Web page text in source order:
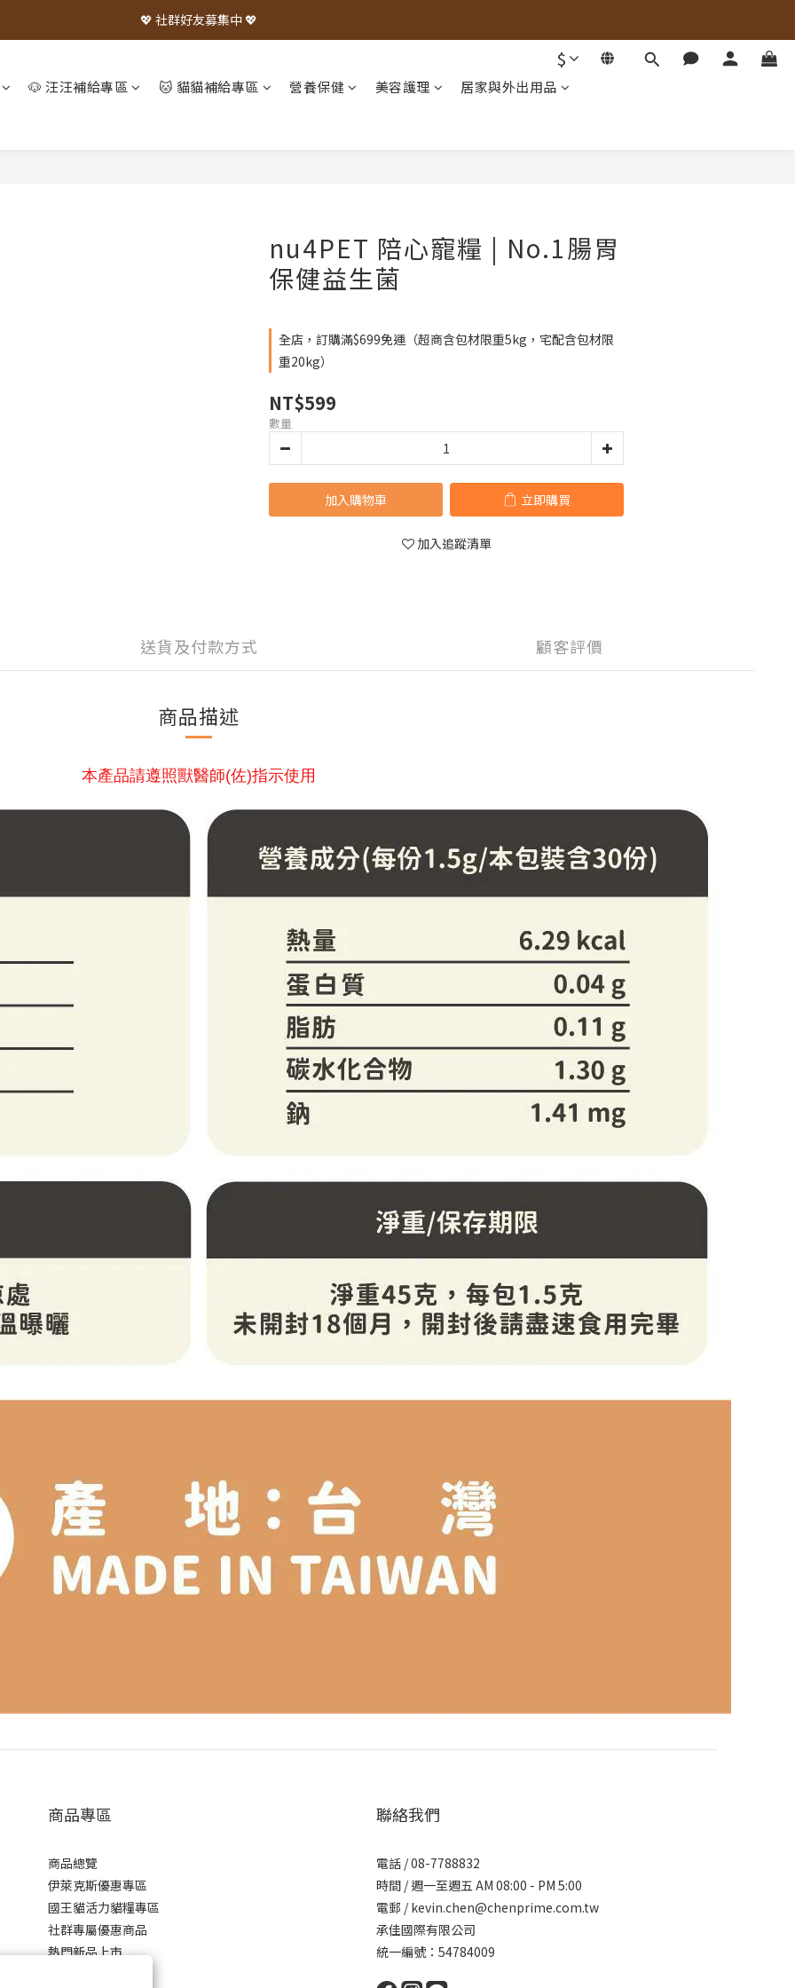
💖 社群好友募集中 💖
$
🐶 汪汪補給專區 🐱 貓貓補給專區 營養保健 美容護理 居家與外出用品
nu4PET 陪心寵糧 | No.1腸胃
保健益生菌
全店，訂購滿$699免運（超商含包材限重5kg，宅配含包材限
重20kg）
NT$599
數量
加入購物車 立即購買
加入追蹤清單
送貨及付款方式 顧客評價
商品描述
本產品請遵照獸醫師(佐)指示使用
商品專區
商品總覽
伊萊克斯優惠專區
國王貓活力貓糧專區
社群專屬優惠商品
熱門新品上市
聯絡我們
電話 / 08-7788832
時間 / 週一至週五 AM 08:00 - PM 5:00
電郵 / kevin.chen@chenprime.com.tw
承佳國際有限公司
統一編號：54784009